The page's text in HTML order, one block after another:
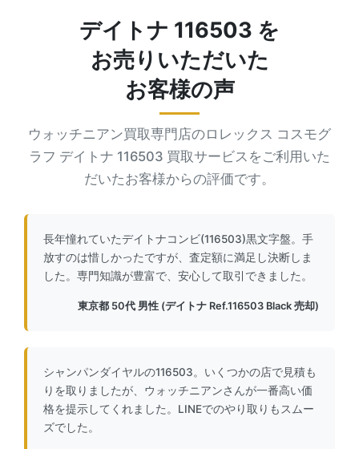
デイトナ 116503 を
お売りいただいた
お客様の声
ウォッチニアン買取専門店のロレックス コスモグ
ラフ デイトナ 116503 買取サービスをご利用いた
だいたお客様からの評価です。
長年憧れていたデイトナコンビ(116503)黒文字盤。手
放すのは惜しかったですが、査定額に満足し決断しま
した。専門知識が豊富で、安心して取引できました。
東京都 50代 男性 (デイトナ Ref.116503 Black 売却)
シャンパンダイヤルの116503。いくつかの店で見積も
りを取りましたが、ウォッチニアンさんが一番高い価
格を提示してくれました。LINEでのやり取りもスムー
ズでした。